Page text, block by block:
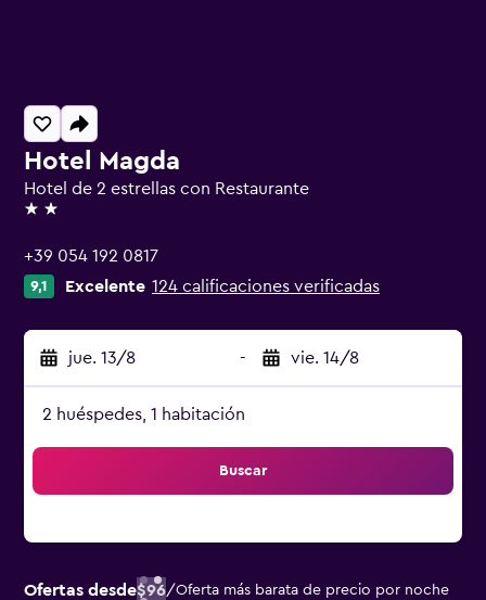
Hotel Magda
Hotel de 2 estrellas con Restaurante
2 estrellas
+39 054 192 0817
9,1 Excelente 124 calificaciones verificadas
jue. 13/8 - vie. 14/8
2 huéspedes, 1 habitación
Buscar
Ofertas desde$96/Oferta más barata de precio por noche